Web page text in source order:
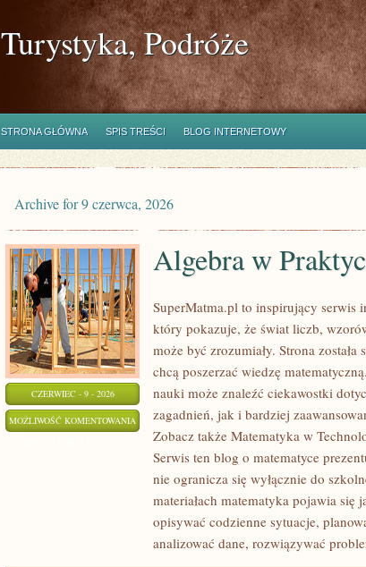
Turystyka, Podróże
STRONA GŁÓWNA SPIS TREŚCI BLOG INTERNETOWY
Archive for 9 czerwca, 2026
CZERWIEC - 9 - 2026
MOŻLIWOŚĆ KOMENTOWANIA ALGEBRA
PRAKTYCE
Algebra w
SuperMatma.pl to inspirujący serwis
który pokazuje, że świat liczb,
może być zrozumiały. Strona
chcą poszerzać wiedzę
nauki może znaleźć ciekawostki
zagadnień, jak i bardziej
Zobacz także Matematyka w
Serwis ten blog o matematyce
nie ogranicza się wyłącznie do
materiałach matematyka pojawia się
opisywać codzienne sytuacje,
analizować dane, rozwiązywać